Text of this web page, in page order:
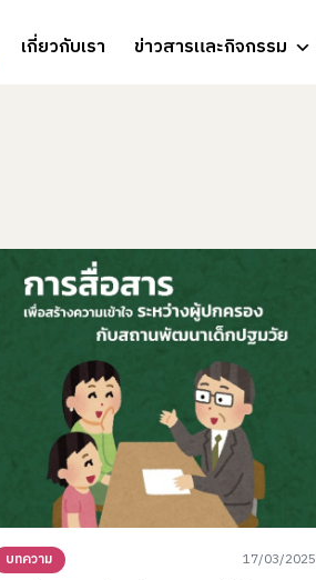
เกี่ยวกับเรา
ข่าวสารและกิจกรรม
บทความ 17/03/2025